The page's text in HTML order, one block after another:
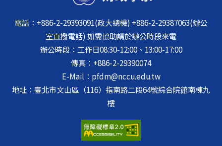
電話：+886-2-29393091(政大總機) +886-2-29387063(辦公
室直撥電話) 如需協助請於辦公時段來電
辦公時段：工作日08:30-12:00、13:00-17:00
傳真：+886-2-29390074
E-Mail：pfdm@nccu.edu.tw
地址：臺北市文山區（116）指南路二段64號綜合院館南棟九
樓